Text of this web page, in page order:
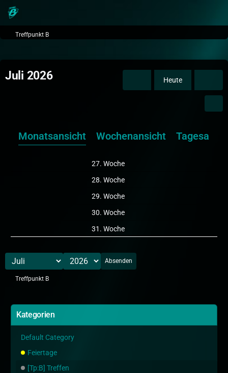
Treffpunkt B
Juli 2026 Heute
Monatsansicht Wochenansicht
27. Woche
28. Woche
29. Woche
30. Woche
31. Woche
Absenden
Treffpunkt B
Kategorien
Default Category
Feiertage
[Tp:B] Treffen